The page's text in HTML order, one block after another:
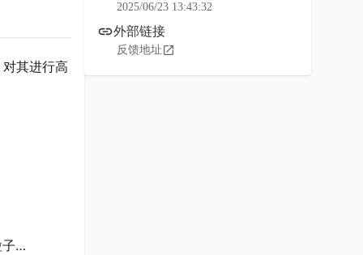
其进行高
子…
2025/06/23 13:43:32
外部链接
反馈地址